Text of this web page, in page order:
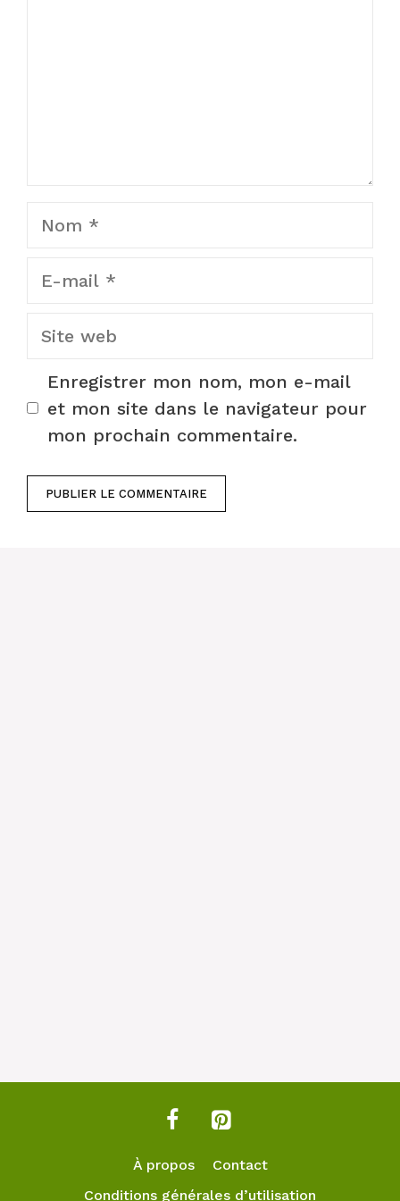
Site
Enregistrer mon nom, mon e-mail
et mon site dans le navigateur pour
mon prochain commentaire.
À propos
Contact
Conditions générales d’utilisation